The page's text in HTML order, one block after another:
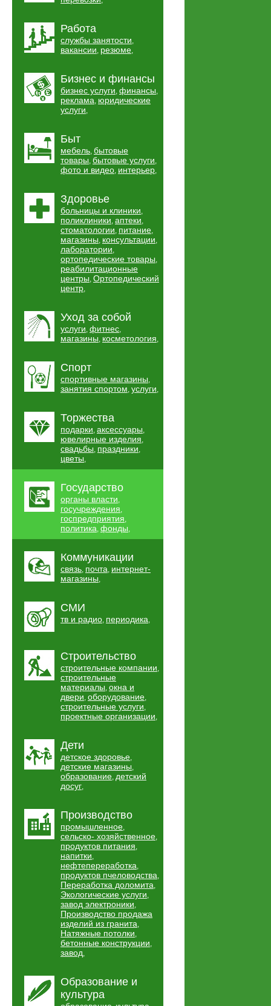
Работа
службы занятости,
вакансии, резюме,
Бизнес и финансы
бизнес услуги, финансы,
реклама, юридические
услуги,
Быт
мебель, бытовые
товары, бытовые услуги,
фото и видео, интерьер,
Здоровье
больницы и клиники,
поликлиники, аптеки,
стоматологии, питание,
магазины, консультации,
лаборатории,
ортопедические товары,
реабилитационные
центры, Ортопедический
центр,
Уход за собой
услуги, фитнес,
магазины, косметология,
Спорт
спортивные магазины,
занятия спортом, услуги,
Торжества
подарки, аксессуары,
ювелирные изделия,
свадьбы, праздники,
цветы,
Государство
органы власти,
госучреждения,
госпредприятия,
политика, фонды,
Коммуникации
связь, почта, интернет-
магазины,
СМИ
тв и радио, периодика,
Строительство
строительные компании,
строительные
материалы, окна и
двери, оборудование,
строительные услуги,
проектные организации,
Дети
детское здоровье,
детские магазины,
образование, детский
досуг,
Производство
промышленное,
сельско- хозяйственное,
продуктов питания,
напитки,
нефтепереработка,
продуктов пчеловодства,
Переработка доломита,
Экологические услуги,
завод электроники,
Производство продажа
изделий из гранита,
Натяжные потолки,
бетонные конструкции,
завод,
Образование и
культура